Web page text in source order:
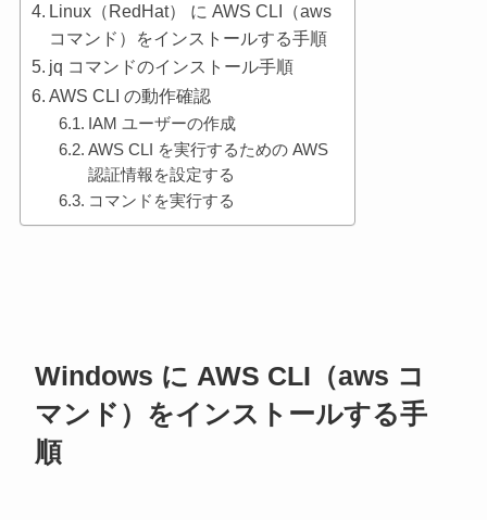
Linux（RedHat） に AWS CLI（aws
コマンド）をインストールする手順
jq コマンドのインストール手順
AWS CLI の動作確認
IAM ユーザーの作成
AWS CLI を実行するための AWS
認証情報を設定する
コマンドを実行する
Windows に AWS CLI（aws コ
マンド）をインストールする手
順